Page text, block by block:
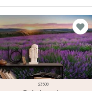
23508